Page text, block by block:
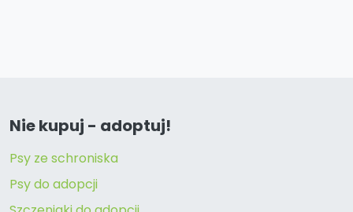
Nie kupuj - adoptuj!
Psy ze schroniska
Psy do adopcji